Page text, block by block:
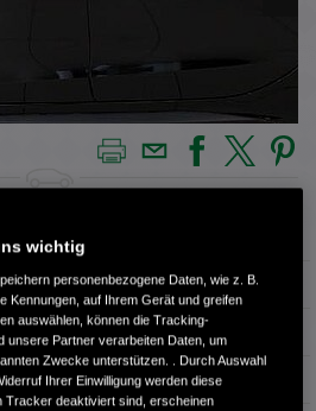
CRYSTAL BLACK P.
7.890 km
Benzin
Automatik
wichtig
personenbezogene Daten, wie z. B.
Kennungen, auf Ihrem Gerät und greifen
auswählen, können die Tracking-
unsere Partner verarbeiten Daten, um
Zwecke unterstützen. . Durch Auswahl
Ihrer Einwilligung werden diese
Tracker deaktiviert sind, erscheinen